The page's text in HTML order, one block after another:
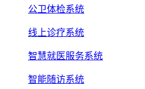
公卫体检系统
线上诊疗系统
智慧就医服务系统
智能随访系统